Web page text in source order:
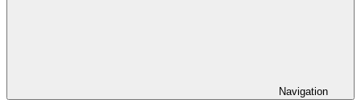
Navigation